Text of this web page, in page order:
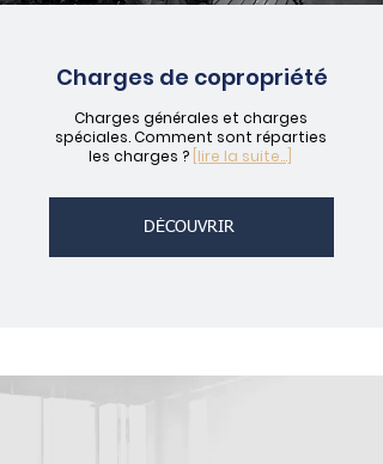
Charges de copropriété
Charges générales et charges
spéciales. Comment sont réparties
les charges ? [lire la suite...]
DÉCOUVRIR